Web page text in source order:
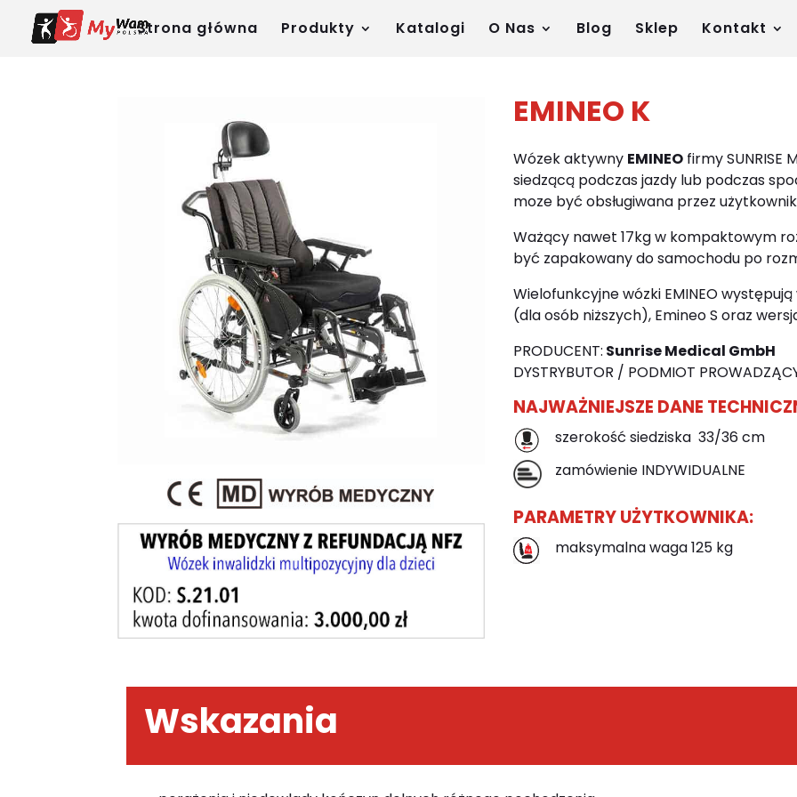
Strona główna Produkty Katalogi O Nas Blog Sklep Kontakt
EMINEO K
Wózek aktywny EMINEOfirmy SUNRISE
siedzącą podczas jazdy lub podczas
moze być obsługiwana przez
Ważący nawet 17kg w kompaktowym
być zapakowany do samochodu po
Wielofunkcyjne wózki EMINEO
(dla osób niższych), Emineo S oraz
PRODUCENT: Sunrise Medical GmbH
DYSTRYBUTOR / PODMIOT
NAJWAŻNIEJSZE DANE
szerokość siedziska 33/36 cm
zamówienie INDYWIDUALNE
PARAMETRY UŻYTKOWNIKA:
maksymalna waga 125 kg
Wskazania